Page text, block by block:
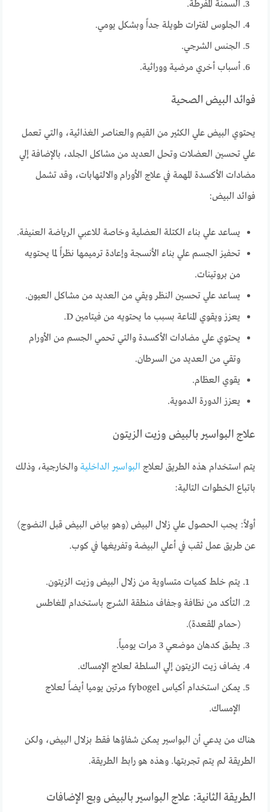
السمنة المفرطة.
الجلوس لفترات طويلة جداً وبشكل يومي.
الجنس الشرجي.
أسباب أخري مرضية ووراثية.
فوائد البيض الصحية
يحتوي البيض علي الكثير من القيم والعناصر الغذائية، والتي تعمل
علي تحسين العضلات وتحل العديد من مشاكل الجلد، بالإضافة إلي
مضادات الأكسدة المهمة في علاج الأورام والالتهابات، وقد تشمل
فوائد البيض:
يساعد علي بناء الكتلة العضلية وخاصة للاعبي الرياضة العنيفة.
تحفيز الجسم علي بناء الأنسجة وإعادة ترميمها نظراً لما يحتويه
من بروتينات.
يساعد علي تحسين النظر ويقي من العديد من مشاكل العيون.
يعزز ويقوي المناعة بسبب ما يحتويه من فيتامين D.
يحتوي علي مضادات الأكسدة والتي تحمي الجسم من الأورام
وتقي من العديد من السرطان.
يقوي العظام.
يعزز الدورة الدموية.
علاج البواسير بالبيض وزيت الزيتون
يتم استخدام هذه الطريق لعلاج البواسير الداخلية والخارجية، وذلك
باتباع الخطوات التالية:
أولاً: يجب الحصول علي زلال البيض (وهو بياض البيض قبل النضوج)
عن طريق عمل ثقب في أعلي البيضة وتفريغها في كوب.
يتم خلط كميات متساوية من زلال البيض وزيت الزيتون.
التأكد من نظافة وجفاف منطقة الشرج باستخدام المغاطس
(حمام المقعدة).
يطبق كدهان موضعي 3 مرات يومياً.
يضاف زيت الزيتون إلي السلطة لعلاج الإمساك.
يمكن استخدام أكياس fybogel مرتين يوميا أيضاً لعلاج
الإمساك.
هناك من يدعي أن البواسير يمكن شفاؤها فقط بزلال البيض، ولكن
الطريقة لم يتم تجربتها. وهذه هو رابط الطريقة.
الطريقة الثانية: علاج البواسير بالبيض وبع الإضافات